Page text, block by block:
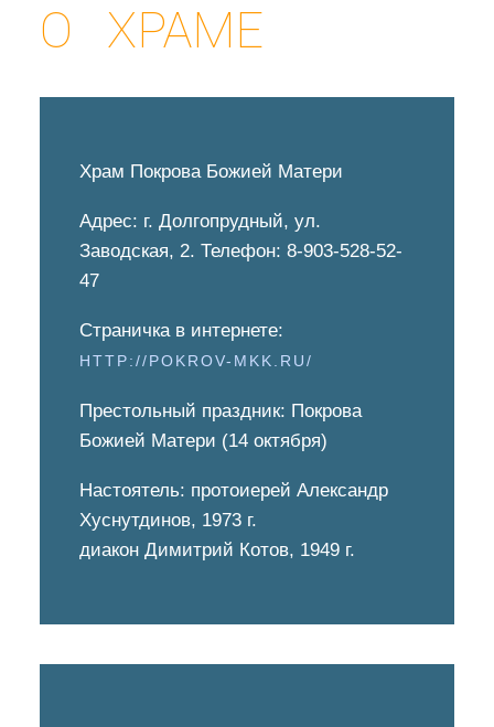
ПОКРОВСКИЙ
ХРАМ В
ДОЛГОПРУДНОМ
(2007)
ДОЛГОПРУДНЕНСКОЕ
О ХРАМЕ
Храм Покрова Божией Матери
Адрес: г. Долгопрудный, ул.
Заводская, 2. Телефон: 8-903-528-52-
47
Страничка в интернете:
HTTP://POKROV-MKK.RU/
Престольный праздник: Покрова
Божией Матери (14 октября)
Настоятель: протоиерей Александр
Хуснутдинов, 1973 г.
диакон Димитрий Котов, 1949 г.